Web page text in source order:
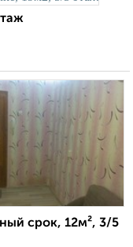
срок, 12м², 3/5